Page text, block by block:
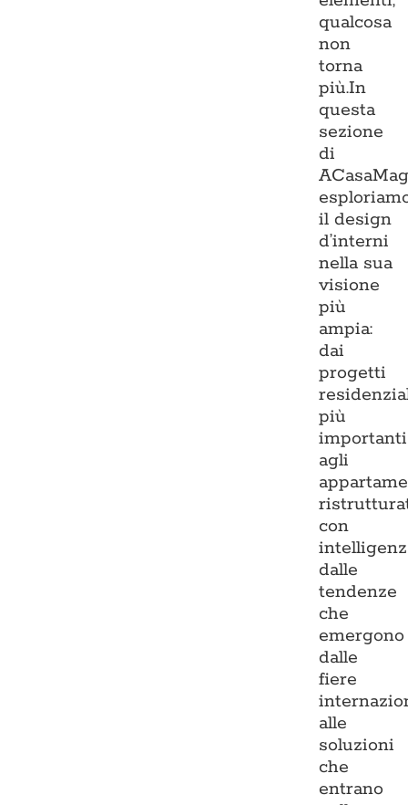
qualcosa
non
torna
più.In
questa
sezione
di
il design
d’interni
nella sua
visione
più
ampia:
dai
progetti
più
importanti
agli
con
dalle
tendenze
che
emergono
dalle
fiere
alle
soluzioni
che
entrano